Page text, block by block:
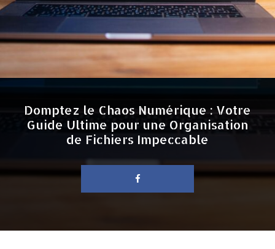
Domptez le Chaos Numérique : Votre
Guide Ultime pour une Organisation
de Fichiers Impeccable